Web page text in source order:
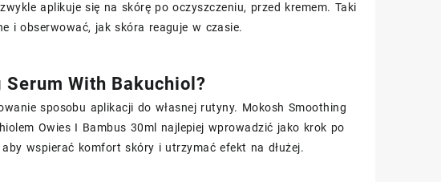
aplikuje się na skórę po oczyszczeniu, przed kremem. Taki
i obserwować, jak skóra reaguje w czasie.
With Bakuchiol?
sposobu aplikacji do własnej rutyny. Mokosh Smoothing
Owies I Bambus 30ml najlepiej wprowadzić jako krok po
wspierać komfort skóry i utrzymać efekt na dłużej.